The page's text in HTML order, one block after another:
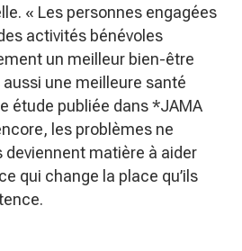
« Les personnes engagées
activités bénévoles
un meilleur bien-être
une meilleure santé
étude publiée dans *JAMA
les problèmes ne
deviennent matière à aider
qui change la place qu’ils